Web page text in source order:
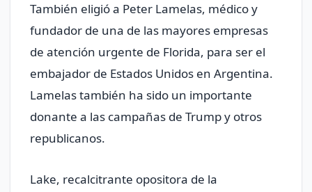
También eligió a Peter Lamelas, médico y
fundador de una de las mayores empresas
de atención urgente de Florida, para ser el
embajador de Estados Unidos en Argentina.
Lamelas también ha sido un importante
donante a las campañas de Trump y otros
republicanos.
Lake, recalcitrante opositora de la